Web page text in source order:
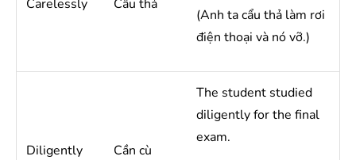
Carelessly Cẩu thả
(Anh ta cẩu thả làm rơi
điện thoại và nó vỡ.)
Diligently Cần cù
The student studied
diligently for the final
exam.